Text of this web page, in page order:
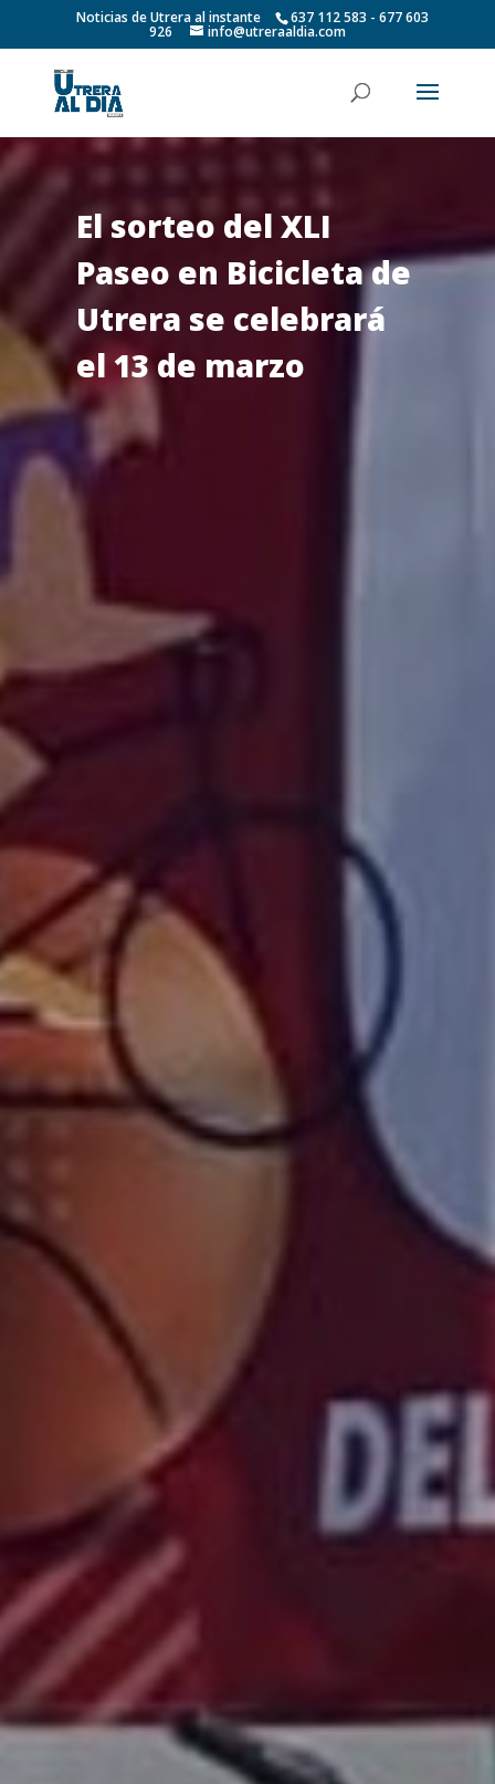
Noticias de Utrera al instante 637 112 583 - 677 603
926 info@utreraaldia.com
El sorteo del XLI
Paseo en Bicicleta de
Utrera se celebrará
el 13 de marzo